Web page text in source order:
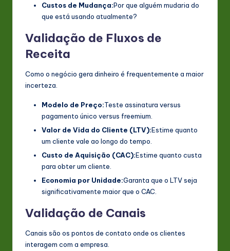
Custos de Mudança:Por que alguém mudaria do
que está usando atualmente?
Validação de Fluxos de
Receita
Como o negócio gera dinheiro é frequentemente a maior
incerteza.
Modelo de Preço:Teste assinatura versus
pagamento único versus freemium.
Valor de Vida do Cliente (LTV):Estime quanto
um cliente vale ao longo do tempo.
Custo de Aquisição (CAC):Estime quanto custa
para obter um cliente.
Economia por Unidade:Garanta que o LTV seja
significativamente maior que o CAC.
Validação de Canais
Canais são os pontos de contato onde os clientes
interagem com a empresa.